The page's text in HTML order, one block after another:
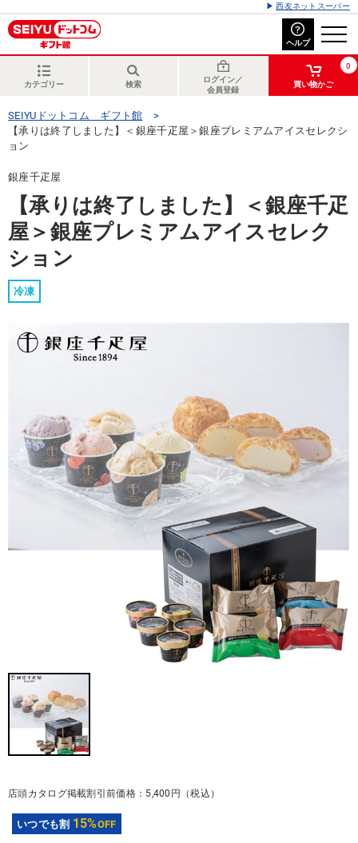
西友ネットスーパー
ヘルプ
カテゴリー 検索
ログイン／
会員登録
0
買い物かご
SEIYUドットコム ギフト館
【承りは終了しました】＜銀座千疋屋＞銀座プレミアムアイスセレクシ
ョン
銀座千疋屋
【承りは終了しました】＜銀座千疋
屋＞銀座プレミアムアイスセレク
ション
冷凍
店頭カタログ掲載割引前価格：5,400円（税込）
いつでも割 15%OFF